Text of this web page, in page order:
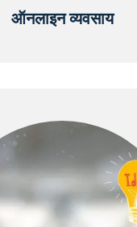
ऑनलाइन व्यवसाय